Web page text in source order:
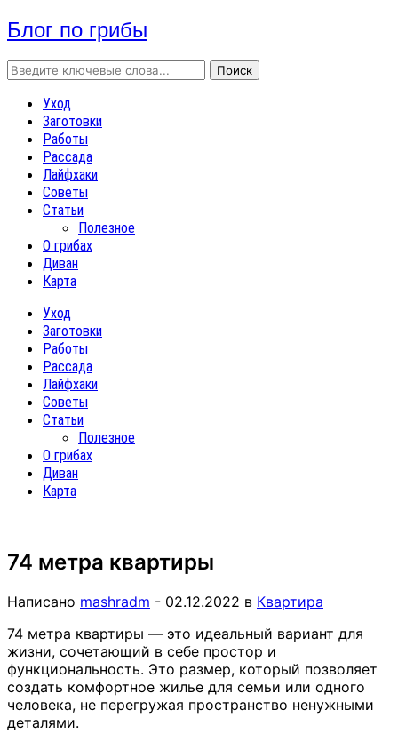
Блог по грибы
Уход
Заготовки
Работы
Рассада
Лайфхаки
Советы
Статьи
Полезное
О грибах
Диван
Карта
Уход
Заготовки
Работы
Рассада
Лайфхаки
Советы
Статьи
Полезное
О грибах
Диван
Карта
74 метра квартиры
Написано mashradm - 02.12.2022 в Квартира
74 метра квартиры — это идеальный вариант для
жизни, сочетающий в себе простор и
функциональность. Это размер, который позволяет
создать комфортное жилье для семьи или одного
человека, не перегружая пространство ненужными
деталями.